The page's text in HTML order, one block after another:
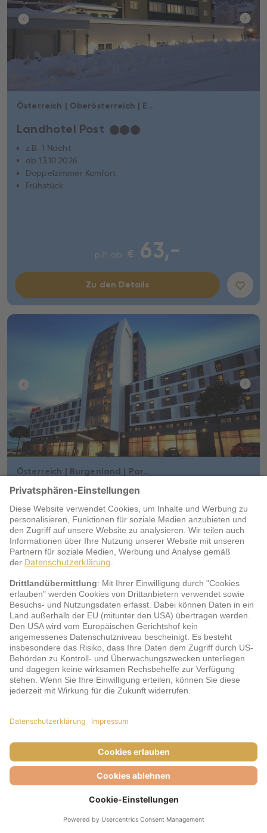
Österreich | Oberösterreich | Ebensee am Traunsee
Landhotel Post ★★★
z.B. 1 Nacht
ab 13.10.2026
Doppelzimmer Komfort
Frühstück
p.P. ab € 63,-
Zu den Details
Österreich | Burgenland | Parndorf
Pannonia Tower Hotel
z.B. 1 Nacht
ab 31.08.2026
Doppelzimmer
Selbstverpflegung
Gesamt ab €128,-
Zu den Details